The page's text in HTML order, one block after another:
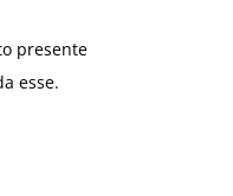
presente
esse.